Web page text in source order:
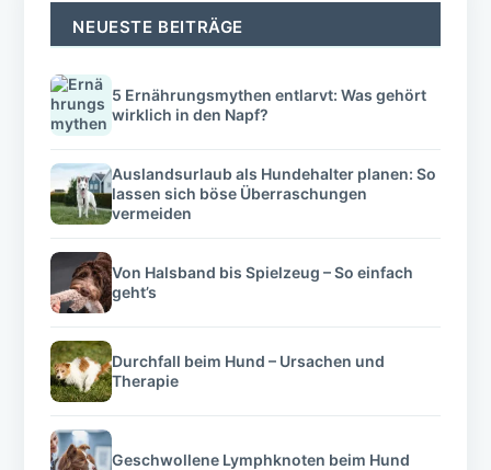
NEUESTE BEITRÄGE
5 Ernährungsmythen entlarvt: Was gehört
wirklich in den Napf?
Auslandsurlaub als Hundehalter planen: So
lassen sich böse Überraschungen
vermeiden
Von Halsband bis Spielzeug – So einfach
geht’s
Durchfall beim Hund – Ursachen und
Therapie
Geschwollene Lymphknoten beim Hund